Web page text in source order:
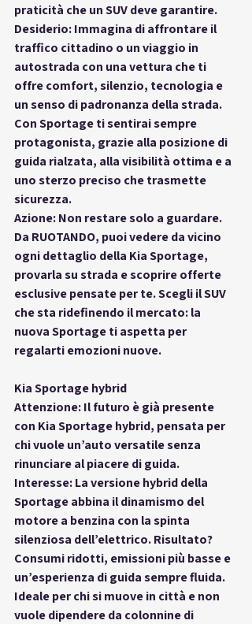
praticità che un SUV deve garantire.
Desiderio: Immagina di affrontare il
traffico cittadino o un viaggio in
autostrada con una vettura che ti
offre comfort, silenzio, tecnologia e
un senso di padronanza della strada.
Con Sportage ti sentirai sempre
protagonista, grazie alla posizione di
guida rialzata, alla visibilità ottima e a
uno sterzo preciso che trasmette
sicurezza.
Azione: Non restare solo a guardare.
Da RUOTANDO, puoi vedere da vicino
ogni dettaglio della Kia Sportage,
provarla su strada e scoprire offerte
esclusive pensate per te. Scegli il SUV
che sta ridefinendo il mercato: la
nuova Sportage ti aspetta per
regalarti emozioni nuove.
Kia Sportage hybrid
Attenzione: Il futuro è già presente
con Kia Sportage hybrid, pensata per
chi vuole un’auto versatile senza
rinunciare al piacere di guida.
Interesse: La versione hybrid della
Sportage abbina il dinamismo del
motore a benzina con la spinta
silenziosa dell’elettrico. Risultato?
Consumi ridotti, emissioni più basse e
un’esperienza di guida sempre fluida.
Ideale per chi si muove in città e non
vuole dipendere da colonnine di